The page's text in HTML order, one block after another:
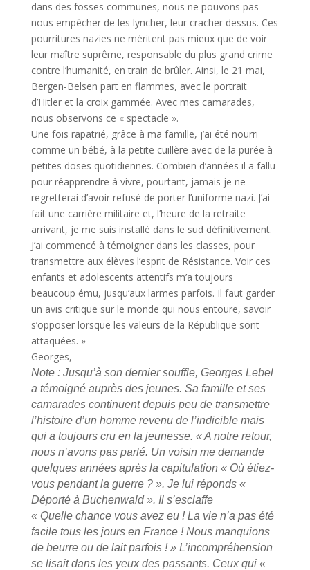
dans des fosses communes, nous ne pouvons pas
nous empêcher de les lyncher, leur cracher dessus. Ces
pourritures nazies ne méritent pas mieux que de voir
leur maître suprême, responsable du plus grand crime
contre l’humanité, en train de brûler. Ainsi, le 21 mai,
Bergen-Belsen part en flammes, avec le portrait
d’Hitler et la croix gammée. Avec mes camarades,
nous observons ce « spectacle ».
Une fois rapatrié, grâce à ma famille, j’ai été nourri
comme un bébé, à la petite cuillère avec de la purée à
petites doses quotidiennes. Combien d’années il a fallu
pour réapprendre à vivre, pourtant, jamais je ne
regretterai d’avoir refusé de porter l’uniforme nazi. J’ai
fait une carrière militaire et, l’heure de la retraite
arrivant, je me suis installé dans le sud définitivement.
J’ai commencé à témoigner dans les classes, pour
transmettre aux élèves l’esprit de Résistance. Voir ces
enfants et adolescents attentifs m’a toujours
beaucoup ému, jusqu’aux larmes parfois. Il faut garder
un avis critique sur le monde qui nous entoure, savoir
s’opposer lorsque les valeurs de la République sont
attaquées. »
Georges,
Note : Jusqu’à son dernier souffle, Georges Lebel
a témoigné auprès des jeunes. Sa famille et ses
camarades continuent depuis peu de transmettre
l’histoire d’un homme revenu de l’indicible mais
qui a toujours cru en la jeunesse. « A notre retour,
nous n’avons pas parlé. Un voisin me demande
quelques années après la capitulation « Où étiez-
vous pendant la guerre ? ». Je lui réponds «
Déporté à Buchenwald ». Il s’esclaffe
« Quelle chance vous avez eu ! La vie n’a pas été
facile tous les jours en France ! Nous manquions
de beurre ou de lait parfois ! » L’incompréhension
se lisait dans les yeux des passants. Ceux qui «